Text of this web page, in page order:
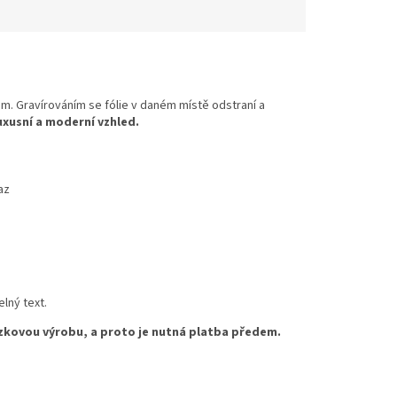
Gravírováním se fólie v daném místě odstraní a
a moderní vzhled.
text.
výrobu, a proto je nutná platba předem.